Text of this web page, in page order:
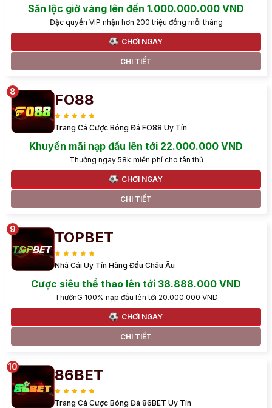
Săn lộc giờ vàng lên đến 1.000.000.000 VND
Đặc quyền VIP nhận hơn 200 triệu đồng mỗi tháng
CHƠI NGAY
CHI TIẾT
FO88
Trang Cá Cược Bóng Đá FO88 Uy Tín
Khuyến mãi nạp đầu lên tới 22.000.000 VND
Thưởng ngay 58k miễn phí cho tân thủ
CHƠI NGAY
CHI TIẾT
TOPBET
Nhà Cái Uy Tín Hàng Đầu Châu Âu
Cược siêu thể thao lên tới 38.888.000 VND
ThưởnG 100% nạp đầu lên tới 20.000.000 VND
CHƠI NGAY
CHI TIẾT
86BET
Trang Cá Cược Bóng Đá 86BET Uy Tín